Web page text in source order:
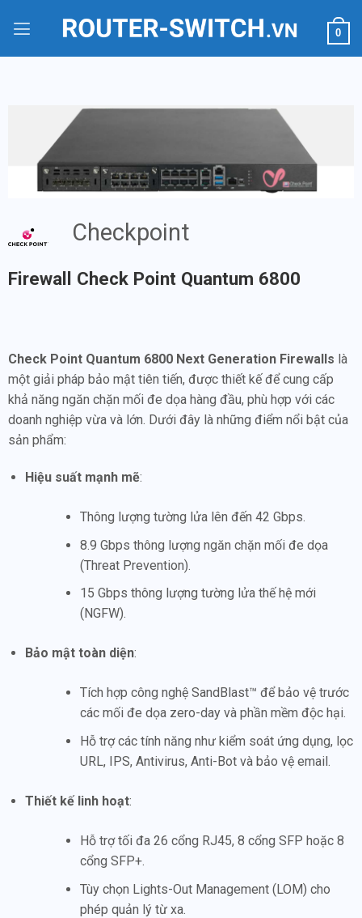
qua
0
Checkpoint
Firewall Check Point Quantum 6800
Check Point Quantum 6800 Next Generation Firewalls là
một giải pháp bảo mật tiên tiến, được thiết kế để cung cấp
khả năng ngăn chặn mối đe dọa hàng đầu, phù hợp với các
doanh nghiệp vừa và lớn. Dưới đây là những điểm nổi bật của
sản phẩm:
Hiệu suất mạnh mẽ:
Thông lượng tường lửa lên đến 42 Gbps.
8.9 Gbps thông lượng ngăn chặn mối đe dọa
(Threat Prevention).
15 Gbps thông lượng tường lửa thế hệ mới
(NGFW).
Bảo mật toàn diện:
Tích hợp công nghệ SandBlast™ để bảo vệ trước
các mối đe dọa zero-day và phần mềm độc hại.
Hỗ trợ các tính năng như kiểm soát ứng dụng, lọc
URL, IPS, Antivirus, Anti-Bot và bảo vệ email.
Thiết kế linh hoạt:
Hỗ trợ tối đa 26 cổng RJ45, 8 cổng SFP hoặc 8
cổng SFP+.
Tùy chọn Lights-Out Management (LOM) cho
phép quản lý từ xa.